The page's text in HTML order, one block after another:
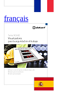
français